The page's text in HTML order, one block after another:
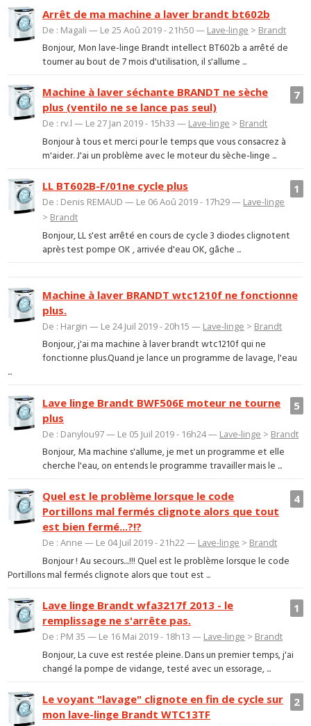
Arrêt de ma machine a laver brandt bt602b
De : Magali — Le 25 Aoû 2019 - 21h50 — Lave-linge > Brandt
Bonjour, Mon lave-linge Brandt intellect BT602b a arrêté de
tourner au bout de 7 mois d'utilisation, il s'allume ...
7
Machine à laver séchante BRANDT ne sèche
plus (ventilo ne se lance pas seul)
De : rv.l — Le 27 Jan 2019 - 15h33 — Lave-linge > Brandt
Bonjour à tous et merci pour le temps que vous consacrez à
m'aider. J'ai un problème avec le moteur du sèche-linge ...
1
LL BT602B-F/01ne cycle plus
De : Denis REMAUD — Le 06 Aoû 2019 - 17h29 — Lave-linge
> Brandt
Bonjour, LL s'est arrêté en cours de cycle 3 diodes clignotent
après test pompe OK , arrivée d'eau OK, gâche ...
Machine à laver BRANDT wtc1210f ne fonctionne
plus.
De : Hargin — Le 24 Juil 2019 - 20h15 — Lave-linge > Brandt
Bonjour, j'ai ma machine à laver brandt wtc1210f qui ne
fonctionne plus.Quand je lance un programme de lavage, l'eau
...
5
Lave linge Brandt BWF506E moteur ne tourne
plus
De : Danylou97 — Le 05 Juil 2019 - 16h24 — Lave-linge > Brandt
Bonjour, Ma machine s'allume, je met un programme et elle
cherche l'eau, on entends le programme travailler mais le ...
4
Quel est le problème lorsque le code
Portillons mal fermés clignote alors que tout
est bien fermé...?!?
De : Anne — Le 04 Juil 2019 - 21h22 — Lave-linge > Brandt
Bonjour ! Au secours....!!! Quel est le problème lorsque le code
Portillons mal fermés clignote alors que tout est ...
1
Lave linge Brandt wfa3217f 2013 - le
remplissage ne s'arrête pas.
De : PM 35 — Le 16 Mai 2019 - 18h13 — Lave-linge > Brandt
Bonjour, La cuve est restée pleine. Dans un premier temps, j'ai
changé la pompe de vidange, testé avec un essorage, ...
2
Le voyant "lavage" clignote en fin de cycle sur
mon lave-linge Brandt WTC13TF